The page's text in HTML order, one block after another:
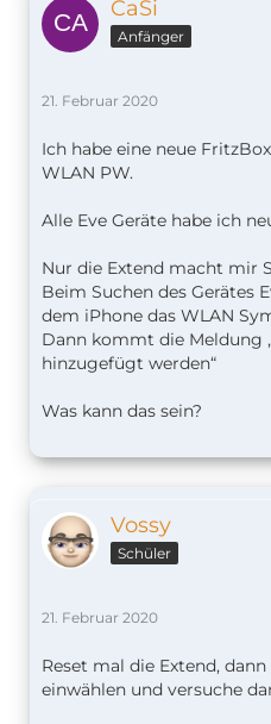
CaSi
Anfänger
21. Februar 2020
Ich habe eine neue
WLAN PW.
Alle Eve Geräte habe ich
Nur die Extend macht mir
Beim Suchen des Gerätes
dem iPhone das WLAN
Dann kommt die Meldung
hinzugefügt werden“
Was kann das sein?
Vossy
Schüler
21. Februar 2020
Reset mal die Extend,
einwählen und versuche